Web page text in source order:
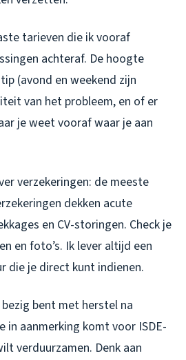
tarieven die ik vooraf
achteraf. De hoogte
(avond en weekend zijn
van het probleem, en of er
je weet vooraf waar je aan
verzekeringen: de meeste
dekken acute
en CV-storingen. Check je
en foto’s. Ik lever altijd een
die je direct kunt indienen.
bent met herstel na
in aanmerking komt voor ISDE-
verduurzamen. Denk aan